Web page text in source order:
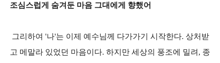
조심스럽게 숨겨둔 마음 그대에게 향했어
그리하여 '나'는 이제 예수님께 다가가기 시작한다. 상처받
고 메말라 있었던 마음이다. 하지만 세상의 풍조에 밀려, 종